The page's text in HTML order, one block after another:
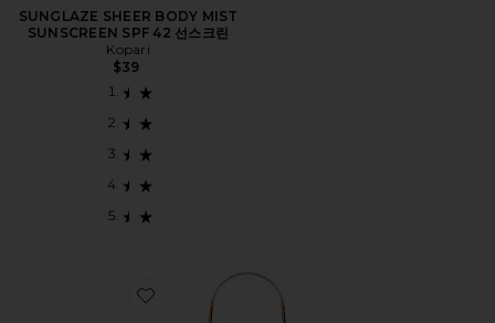
SUNGLAZE SHEER BODY MIST
SUNSCREEN SPF 42 선스크린
Kopari
$39
Favorite 혀 스크레이퍼